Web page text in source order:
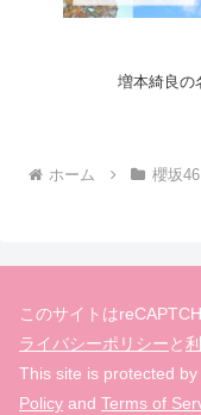
増本綺良の
ホーム 櫻坂46
このサイトは
ライバシーポリシーと
This site is protected
Policy and Terms of